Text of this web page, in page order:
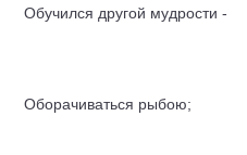
Обучился другой мудрости -
Оборачиваться рыбою;